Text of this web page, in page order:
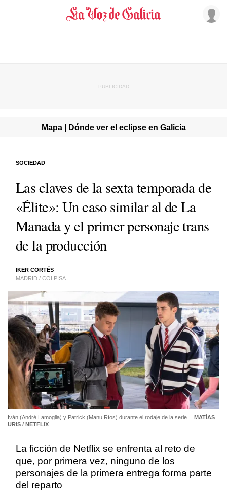
Mapa | Dónde ver el eclipse en Galicia
Las claves de la sexta temporada de
«Élite»: Un caso similar al de La
Manada y el primer personaje trans
de la producción
IKER CORTÉS
MADRID / COLPISA
SOCIEDAD
Iván (André Lamoglia) y Patrick (Manu Ríos) durante el rodaje de la serie.
MATÍAS
URIS / NETFLIX
La ficción de Netflix se enfrenta al reto de
que, por primera vez, ninguno de los
personajes de la primera entrega forma parte
del reparto